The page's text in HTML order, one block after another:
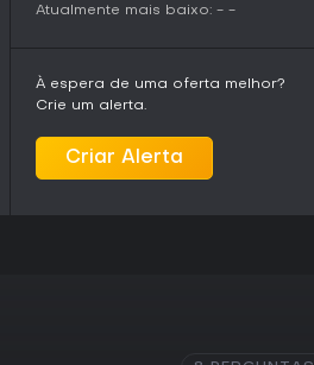
Atualmente mais baixo: - -
À espera de uma oferta melhor?
Crie um alerta.
Criar Alerta